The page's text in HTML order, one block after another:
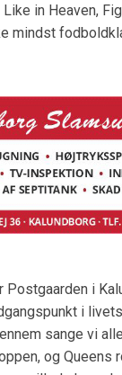
in Heaven,
mindst
Postgaarden i
i
sange vi
og Queens